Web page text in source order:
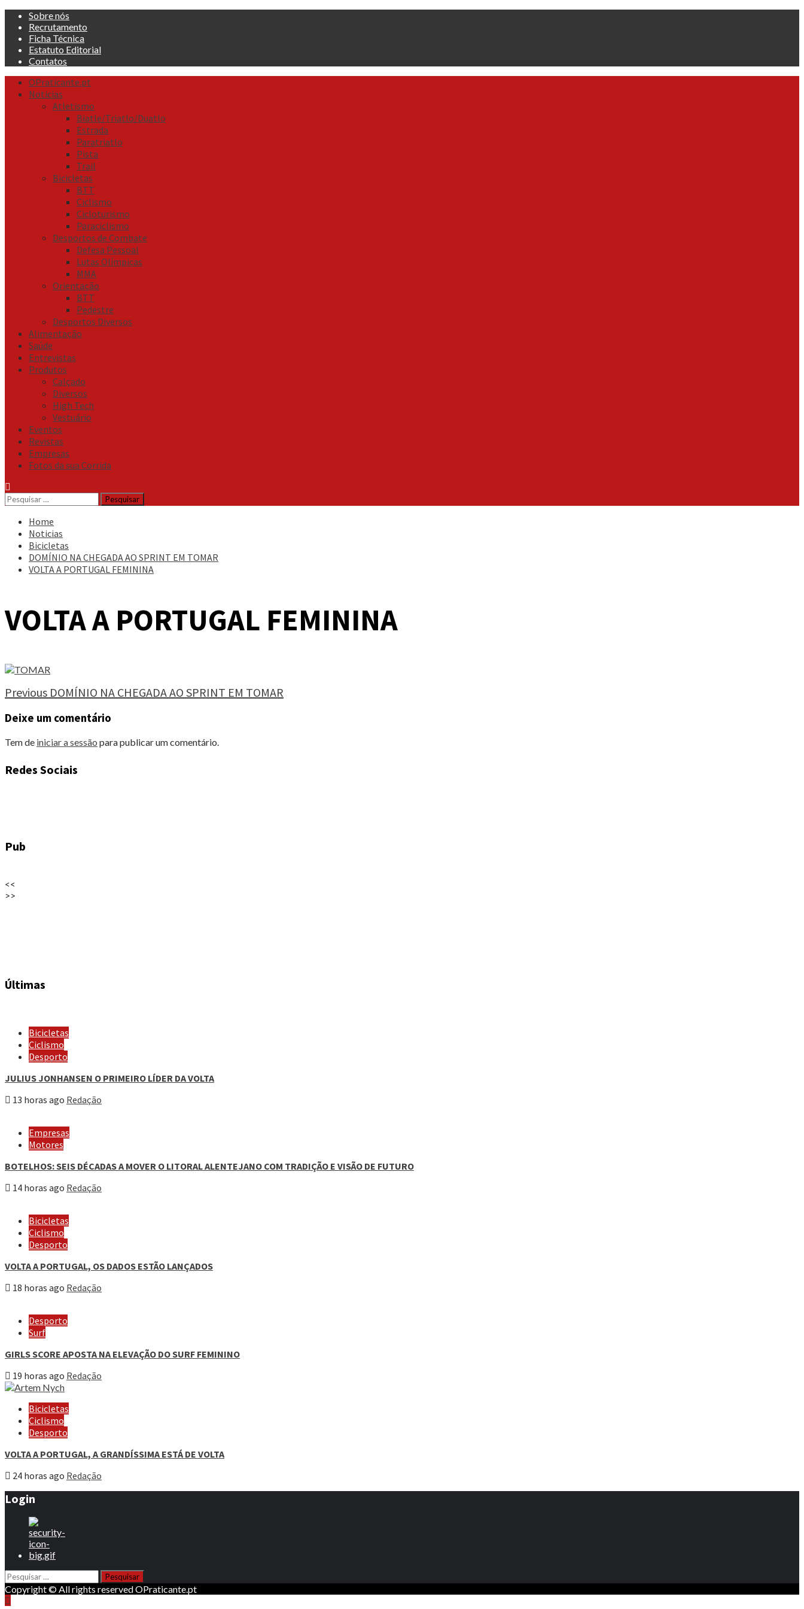
Skip
content
Sobre nós
Recrutamento
Ficha Técnica
Estatuto Editorial
Contatos
Primary
Menu
OPraticante.pt
Noticias
Atletismo
Biatle/Triatlo/Duatlo
Estrada
Paratriatlo
Pista
Trail
Bicicletas
BTT
Ciclismo
Cicloturismo
Paraciclismo
Desportos de Combate
Defesa Pessoal
Lutas Olímpicas
MMA
Orientação
BTT
Pedestre
Desportos Diversos
Alimentação
Saúde
Entrevistas
Produtos
Calçado
Diversos
High Tech
Vestuário
Eventos
Revistas
Empresas
Fotos da sua Corrida
Pesquisar
por:
Home
Noticias
Bicicletas
DOMÍNIO NA CHEGADA AO SPRINT EM TOMAR
VOLTA A PORTUGAL FEMININA
VOLTA A PORTUGAL FEMININA
Continue
Reading
Previous DOMÍNIO NA CHEGADA AO SPRINT EM TOMAR
Deixe um comentário
Tem de iniciar a sessão para publicar um comentário.
Redes Sociais
Pub
<<
>>
Últimas
Bicicletas
Ciclismo
Desporto
JULIUS JONHANSEN O PRIMEIRO LÍDER DA VOLTA
13 horas ago Redação
Empresas
Motores
BOTELHOS: SEIS DÉCADAS A MOVER O LITORAL ALENTEJANO COM TRADIÇÃO E VISÃO DE FUTURO
14 horas ago Redação
Bicicletas
Ciclismo
Desporto
VOLTA A PORTUGAL, OS DADOS ESTÃO LANÇADOS
18 horas ago Redação
Desporto
Surf
GIRLS SCORE APOSTA NA ELEVAÇÃO DO SURF FEMININO
19 horas ago Redação
Bicicletas
Ciclismo
Desporto
VOLTA A PORTUGAL, A GRANDÍSSIMA ESTÁ DE VOLTA
24 horas ago Redação
Login
Pesquisar
por:
Copyright © All rights reserved OPraticante.pt